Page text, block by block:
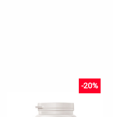
-20%